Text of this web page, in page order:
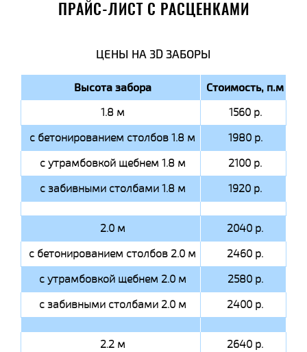
ПРАЙС-ЛИСТ С РАСЦЕНКАМИ
ЦЕНЫ НА 3D ЗАБОРЫ
Высота забора Стоимость, п.м
1.8 м
1560 р.
с бетонированием столбов 1.8 м
1980 р.
с утрамбовкой щебнем 1.8 м
2100 р.
с забивными столбами 1.8 м
1920 р.
2.0 м
2040 р.
с бетонированием столбов 2.0 м
2460 р.
с утрамбовкой щебнем 2.0 м
2580 р.
с забивными столбами 2.0 м
2400 р.
2.2 м
2640 р.